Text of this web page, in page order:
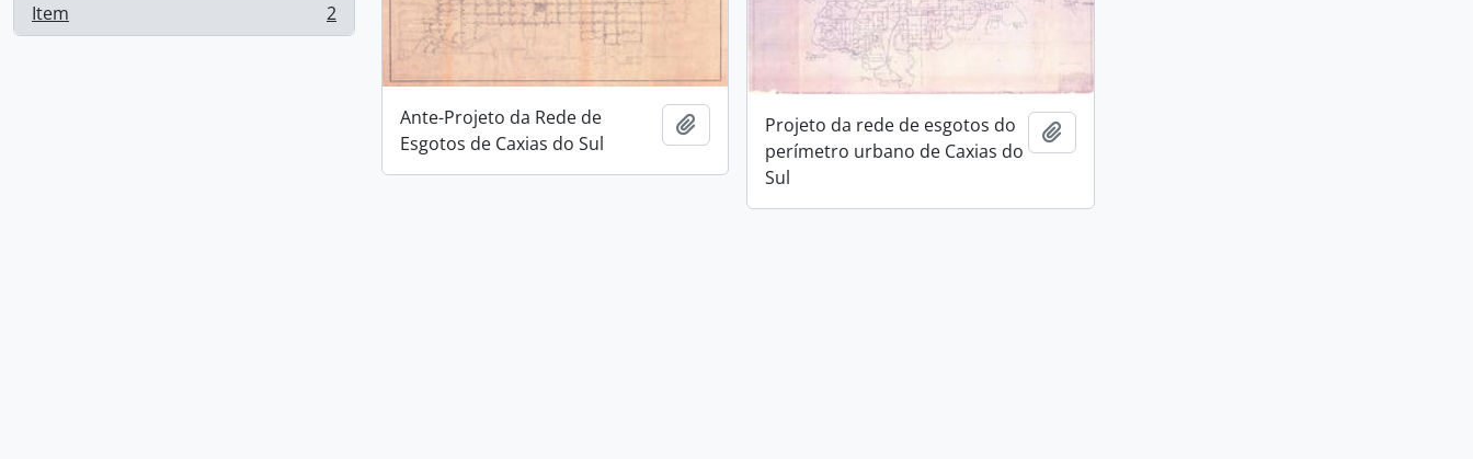
Item
, 2 resultados 2
Ante-Projeto da Rede de
Esgotos de Caxias do Sul
Adicionar a área de transferência
Projeto da rede de esgotos do
perímetro urbano de Caxias do
Sul
Adicionar a área de transferência